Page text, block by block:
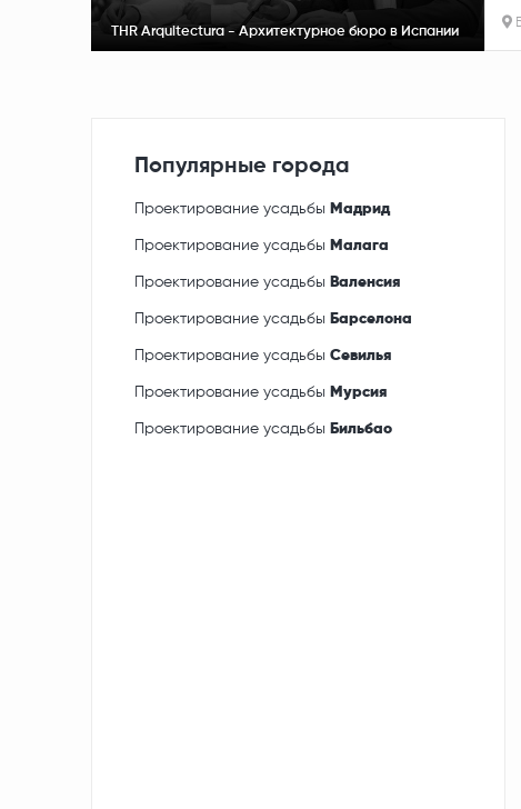
THR Arquitectura - Архитектурное бюро в Испании
Популярные города
Проектирование усадьбы Мадрид
Проектирование усадьбы Малага
Проектирование усадьбы Валенсия
Проектирование усадьбы Барселона
Проектирование усадьбы Севилья
Проектирование усадьбы Мурсия
Проектирование усадьбы Бильбао